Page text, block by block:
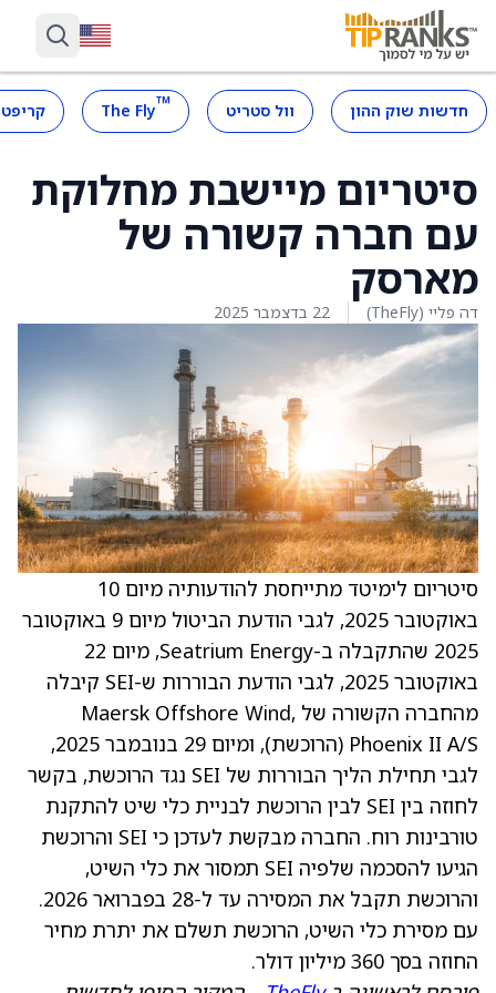
חדשות שוק ההון וול סטריט ™
The Fly
סיטריום מיישבת מחלוקת
עם חברה קשורה של
מארסק
דה פליי (TheFly) 22 בדצמבר 2025
סיטריום לימיטד מתייחסת להודעותיה מיום 10
באוקטובר 2025, לגבי הודעת הביטול מיום 9 באוקטובר
2025 שהתקבלה ב-Seatrium Energy, מיום 22
באוקטובר 2025, לגבי הודעת הבוררות ש-SEI קיבלה
מהחברה הקשורה של Maersk Offshore Wind,
Phoenix II A/S (הרוכשת), ומיום 29 בנובמבר 2025,
לגבי תחילת הליך הבוררות של SEI נגד הרוכשת, בקשר
לחוזה בין SEI לבין הרוכשת לבניית כלי שיט להתקנת
טורבינות רוח. החברה מבקשת לעדכן כי SEI והרוכשת
הגיעו להסכמה שלפיה SEI תמסור את כלי השיט,
והרוכשת תקבל את המסירה עד ל-28 בפברואר 2026.
עם מסירת כלי השיט, הרוכשת תשלם את יתרת מחיר
החוזה בסך 360 מיליון דולר.